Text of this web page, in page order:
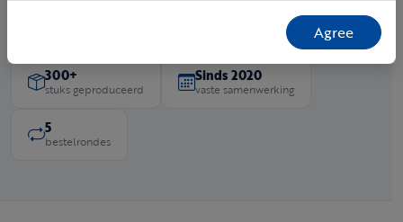
Tex.Vision — omdat het resultaat bleef hangen.
300+
stuks geproduceerd
Sinds 2020
vaste samenwerking
5
bestelrondes
Agree